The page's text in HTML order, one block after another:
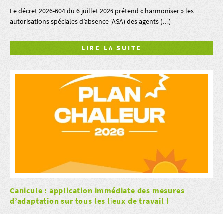
Le décret 2026-604 du 6 juillet 2026 prétend « harmoniser » les
autorisations spéciales d’absence (ASA) des agents (…)
LIRE LA SUITE
Canicule : application immédiate des mesures
d’adaptation sur tous les lieux de travail !